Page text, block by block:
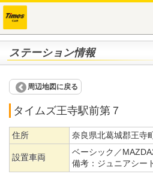
ステーション情報
周辺地図に戻る
タイムズ王寺駅前第７
住所 奈良県北葛城郡王寺
設置車両
ベーシック／
備考： ジュニアシー